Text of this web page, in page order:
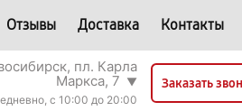
Отзывы Доставка Контакты
пл. Карла
Маркса, 7 ▼
с 10:00 до 20:00
Заказать